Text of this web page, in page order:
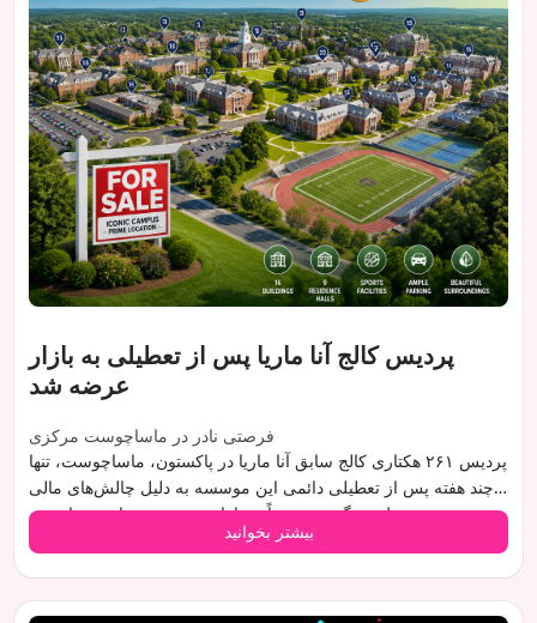
پردیس کالج آنا ماریا پس از تعطیلی به بازار
عرضه شد
فرصتی نادر در ماساچوست مرکزی
پردیس ۲۶۱ هکتاری کالج سابق آنا ماریا در پاکستون، ماساچوست، تنها
چند هفته پس از تعطیلی دائمی این موسسه به دلیل چالش‌های مالی
تشدید شده توسط همه‌گیری، رسماً به بازار عرضه شده است. با وجود
عدم تعیین قیمت پیشنهادی، ارزش این ملک ۴۱ تا ۴۲ میلیون دلار
بیشتر بخوانید